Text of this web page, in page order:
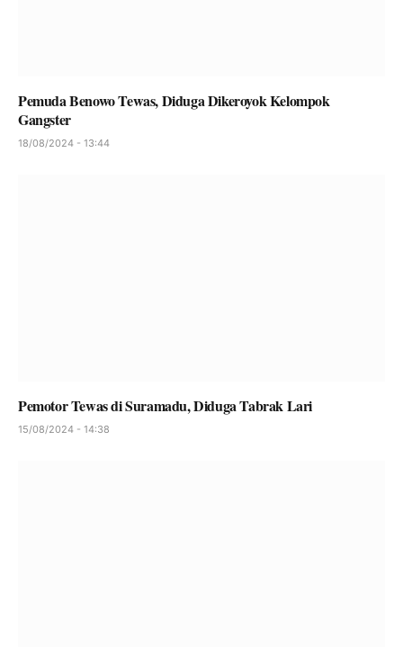
Pemuda Benowo Tewas, Diduga Dikeroyok Kelompok
Gangster
18/08/2024 - 13:44
Pemotor Tewas di Suramadu, Diduga Tabrak Lari
15/08/2024 - 14:38